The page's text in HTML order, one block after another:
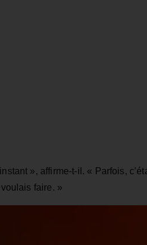
», affirme-t-il. « Parfois,
faire. »